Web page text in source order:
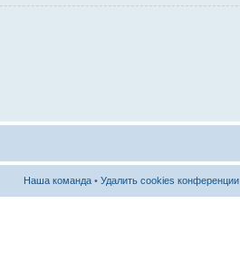
Наша команда • Удалить cookies конференции